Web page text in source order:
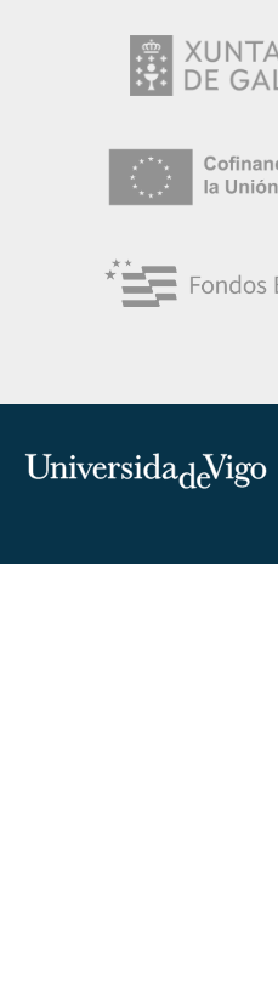
Universidade de Vigo